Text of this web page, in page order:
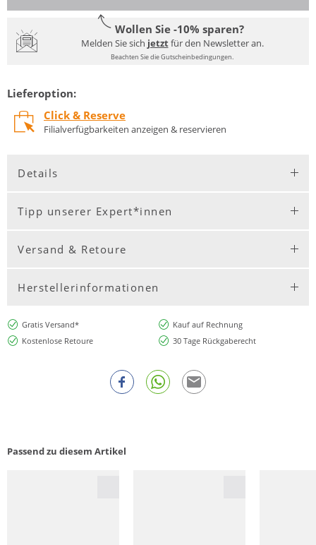
Wollen Sie -10% sparen?
Melden Sie sich jetztfür den Newsletter an.
Beachten Sie die Gutscheinbedingungen.
Lieferoption:
Click & Reserve
Filialverfügbarkeiten anzeigen & reservieren
Details
Tipp unserer Expert*innen
Versand & Retoure
Herstellerinformationen
Gratis Versand*
Kauf auf Rechnung
Kostenlose Retoure
30 Tage Rückgaberecht
Passend zu diesem Artikel